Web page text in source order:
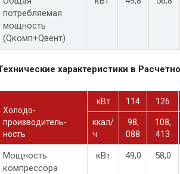
потребляемая
мощность
(Qкомп+Qвент)
характеристики в
Холодо-
производитель-
ность
кВт 114 126
ккал/
ч
98,
088
108,
413
Мощность
компрессора
кВт 49,0 58,0